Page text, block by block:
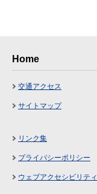
Home
交通アクセス
サイトマップ
リンク集
プライバシーポリシー
ウェブアクセシビリティ